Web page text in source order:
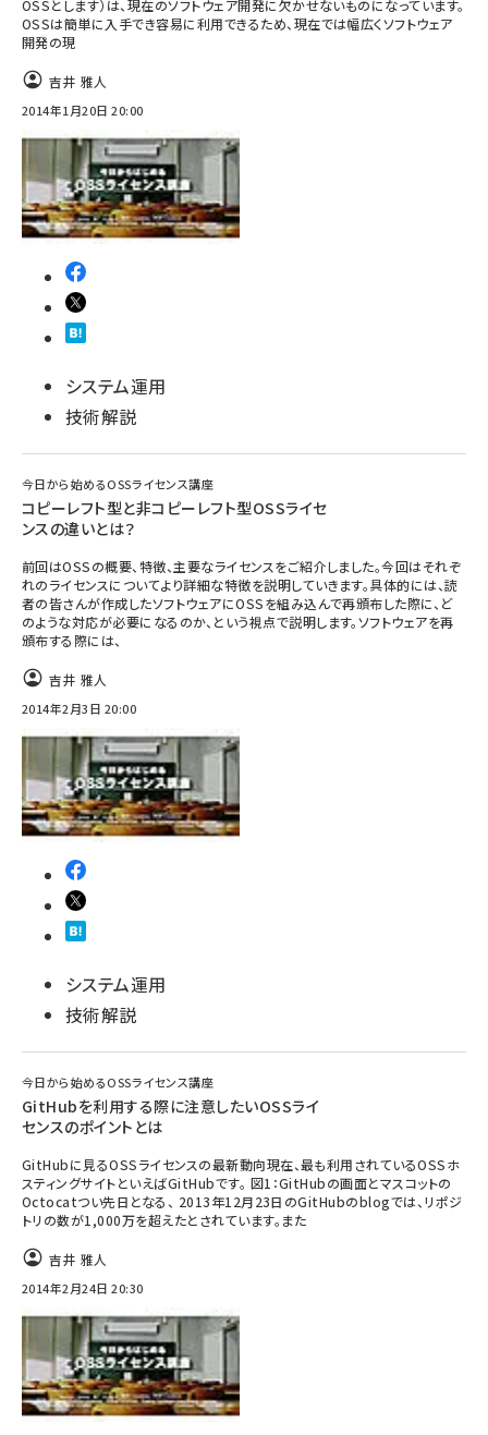
OSSとします）は、現在のソフトウェア開発に欠かせないものになっています。
OSSは簡単に入手でき容易に利用できるため、現在では幅広くソフトウェア
開発の現
吉井 雅人
2014年1月20日 20:00
システム運用
技術解説
今日から始めるOSSライセンス講座
コピーレフト型と非コピーレフト型OSSライセ
ンスの違いとは？
前回はOSSの概要、特徴、主要なライセンスをご紹介しました。今回はそれぞ
れのライセンスについてより詳細な特徴を説明していきます。具体的には、読
者の皆さんが作成したソフトウェアにOSSを組み込んで再頒布した際に、ど
のような対応が必要になるのか、という視点で説明します。ソフトウェアを再
頒布する際には、
吉井 雅人
2014年2月3日 20:00
システム運用
技術解説
今日から始めるOSSライセンス講座
GitHubを利用する際に注意したいOSSライ
センスのポイントとは
GitHubに見るOSSライセンスの最新動向現在、最も利用されているOSSホ
スティングサイトといえばGitHubです。 図1：GitHubの画面とマスコットの
Octocatつい先日となる、 2013年12月23日のGitHubのblogでは、リポジ
トリの数が1,000万を超えたとされています。また
吉井 雅人
2014年2月24日 20:30